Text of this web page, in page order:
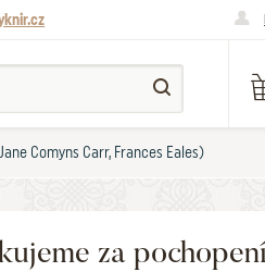
Comyns Carr, Frances Eales)
za